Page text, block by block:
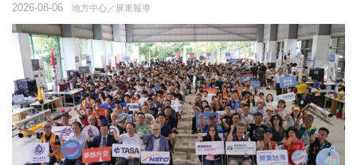
地方中心／屏東報導
2026-08-06